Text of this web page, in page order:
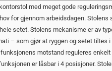
med meget gode
for gjennom arbeidsdagen. Stolens
setet. Stolens mekanisme er av
– som gjør at ryggen og setet tiltes
motstand reguleres enkelt
er låsbar i 4 posisjoner.